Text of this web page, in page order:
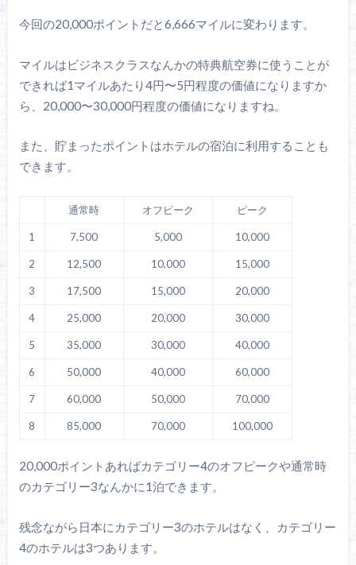
今回の20,000ポイントだと6,666マイルに変わります。
マイルはビジネスクラスなんかの特典航空券に使うことが
できれば1マイルあたり4円〜5円程度の価値になりますか
ら、20,000〜30,000円程度の価値になりますね。
また、貯まったポイントはホテルの宿泊に利用することも
できます。
通常時 オフピーク ピーク
1 7,500 5,000 10,000
2 12,500 10,000 15,000
3 17,500 15,000 20,000
4 25,000 20,000 30,000
5 35,000 30,000 40,000
6 50,000 40,000 60,000
7 60,000 50,000 70,000
8 85,000 70,000 100,000
20,000ポイントあればカテゴリー4のオフピークや通常時
のカテゴリー3なんかに1泊できます。
残念ながら日本にカテゴリー3のホテルはなく、カテゴリー
4のホテルは3つあります。